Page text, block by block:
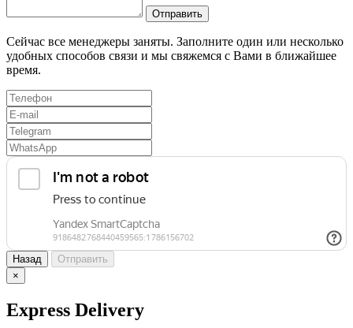
Отправить
Сейчас все менеджеры заняты. Заполните один или несколько
удобных способов связи и мы свяжемся с Вами в ближайшее
время.
Назад
Отправить
×
Express Delivery